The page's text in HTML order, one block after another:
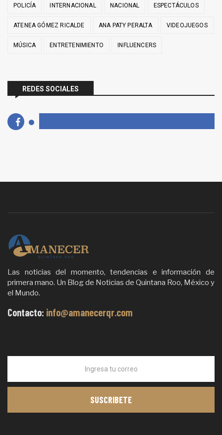
POLICÍA INTERNACIONAL NACIONAL ESPECTÁCULOS
ATENEA GÓMEZ RICALDE ANA PATY PERALTA VIDEOJUEGOS
MÚSICA ENTRETENIMIENTO INFLUENCERS
REDES SOCIALES
Las noticias del momento, tendencias e información de
primera mano. Un Blog de Noticias de Quintana Roo, México y
el Mundo.
Contacto: info@amanecerqr.com